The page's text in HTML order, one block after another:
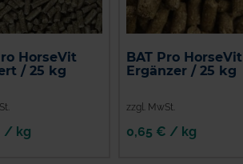
HorseVit
/ 25 kg
/ kg
BAT Pro HorseVit
Ergänzer / 25 kg
zzgl. MwSt.
0,65 € / kg